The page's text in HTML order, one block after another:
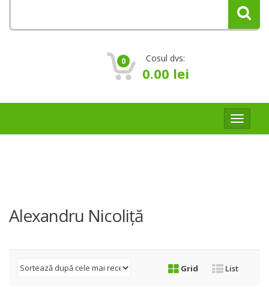
0 Cosul dvs:
0.00 lei
Toggle
Alexandru Nicoliță
Grid List